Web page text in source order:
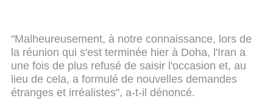
"Malheureusement, à notre connaissance, lors de
la réunion qui s'est terminée hier à Doha, l'Iran a
une fois de plus refusé de saisir l'occasion et, au
lieu de cela, a formulé de nouvelles demandes
étranges et irréalistes", a-t-il dénoncé.